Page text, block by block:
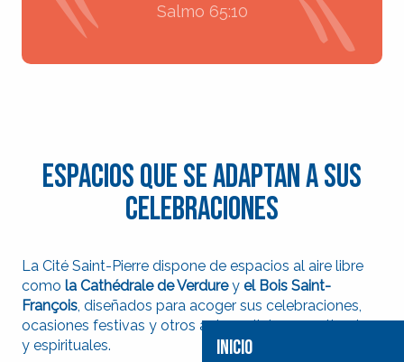
INICIO
Salmo 65:10
Espacios que se adaptan a sus
celebraciones
La Cité Saint-Pierre dispone de espacios al aire libre
como la Cathédrale de Verdurey el Bois Saint-
François , diseñados para acoger sus celebraciones,
ocasiones festivas y otros actos religiosos, culturales
y espirituales.